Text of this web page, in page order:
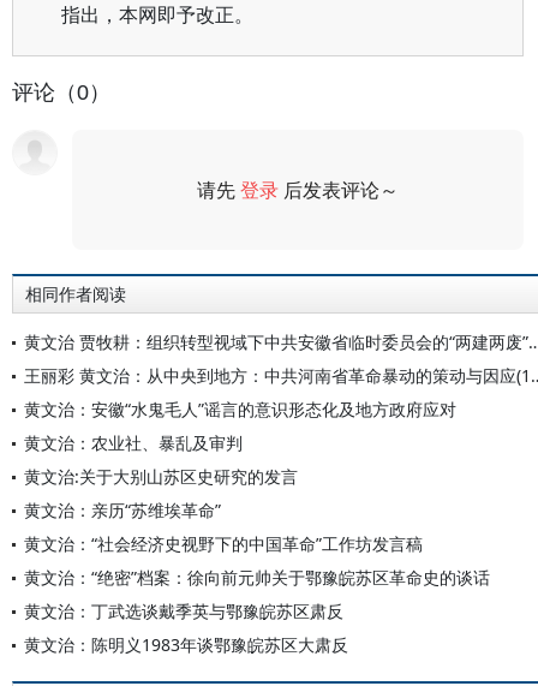
指出，本网即予改正。
评论（0）
请先登录 后发表评论～
相同作者阅读
黄文治 贾牧耕：组织转型视域下中
王丽彩 黄文治：从中央
黄文治：安徽“水鬼毛人”谣言的意识形态化及地方政府应对
黄文治：农业社、暴乱及审判
黄文治:关于大别山苏区史研究的发言
黄文治：亲历“苏维埃革命”
黄文治：“社会经济史视野下的中国革命”工作坊发言稿
黄文治：“绝密”档案：徐向前元帅关于鄂豫皖苏区革命史的谈话
黄文治：丁武选谈戴季英与鄂豫皖苏区肃反
黄文治：陈明义1983年谈鄂豫皖苏区大肃反